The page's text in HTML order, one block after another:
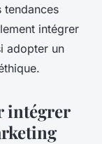
tendances
intégrer
adopter un
intégrer